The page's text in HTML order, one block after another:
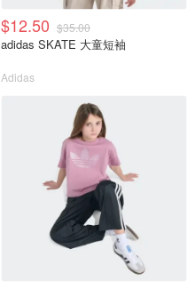
$12.50 $35.00
adidas SKATE 大童短袖
Adidas